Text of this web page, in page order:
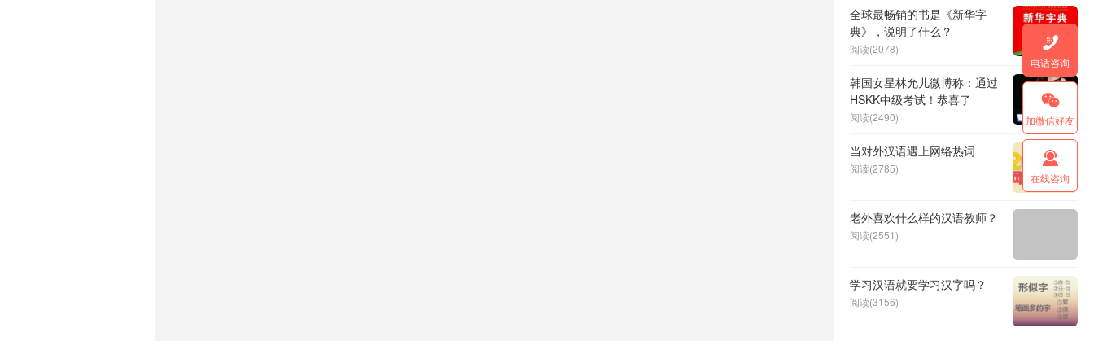
全球最畅销的书是《新华字
典》，说明了什么？
阅读(2078)
韩国女星林允儿微博称：通过
HSKK中级考试！恭喜了
阅读(2490)
当对外汉语遇上网络热词
阅读(2785)
老外喜欢什么样的汉语教师？
阅读(2551)
学习汉语就要学习汉字吗？
阅读(3156)

电话咨询

加微信好友

在线咨询